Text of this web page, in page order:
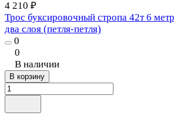
4 210 ₽
Трос буксировочный стропа 42т 6
два слоя (петля-петля)
0
0
В наличии
В корзину